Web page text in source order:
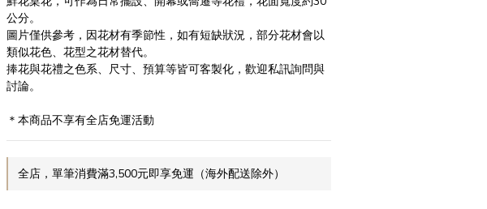
公分。
圖片僅供參考，因花材有季節性，如有短缺狀況，部分花材會以
類似花色、花型之花材替代。
捧花與花禮之色系、尺寸、預算等皆可客製化，歡迎私訊詢問與
討論。
＊本商品不享有全店免運活動
全店，單筆消費滿3,500元即享免運（海外配送除外）